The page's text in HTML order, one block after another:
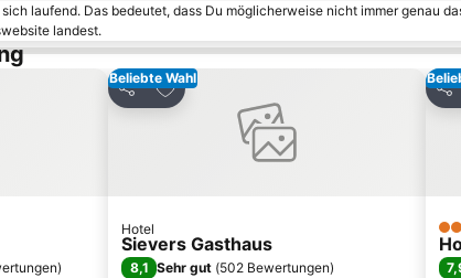
laufend. Das bedeutet, dass Du möglicherweise nicht immer genau
landest.
)
Beliebte Wahl
Teilen
Zu Favoriten hinzufügen
Hotel
Sievers Gasthaus
8,1 Sehr gut (502 Bewertungen)
3